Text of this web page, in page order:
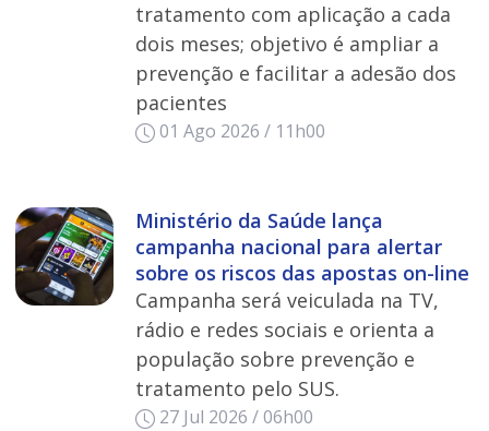
tratamento com aplicação a cada
dois meses; objetivo é ampliar a
prevenção e facilitar a adesão dos
pacientes
01 Ago 2026 / 11h00
Ministério da Saúde lança
campanha nacional para alertar
sobre os riscos das apostas on-line
Campanha será veiculada na TV,
rádio e redes sociais e orienta a
população sobre prevenção e
tratamento pelo SUS.
27 Jul 2026 / 06h00